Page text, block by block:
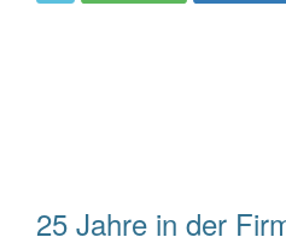
25 Jahre in der